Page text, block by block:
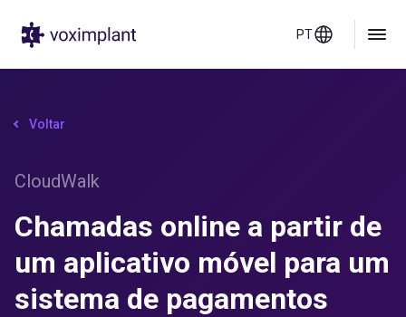
PT
Voltar
CloudWalk
Chamadas online a partir de
um aplicativo móvel para um
sistema de pagamentos